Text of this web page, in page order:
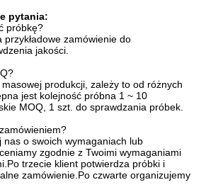
pytania:
próbkę?
zamówienie do
jakości.
produkcji, zależy to od różnych
jest kolejność próbna 1 ~ 10
MOQ, 1 szt. do sprawdzania próbek.
nas o swoich wymaganiach lub
zgodnie z Twoimi wymaganiami
trzecie klient potwierdza próbki i
zamówienie.Po czwarte organizujemy